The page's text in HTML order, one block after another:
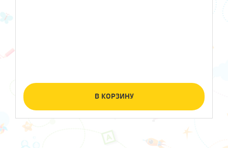
В КОРЗИНУ